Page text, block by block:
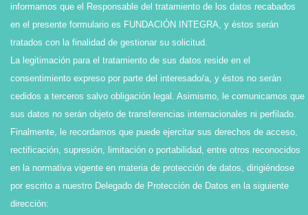
informamos que el Responsable del tratamiento de los datos recabados
en el presente formulario es FUNDACIÓN INTEGRA, y éstos serán
tratados con la finalidad de gestionar su solicitud.
La legitimación para el tratamiento de sus datos reside en el
consentimiento expreso por parte del interesado/a, y éstos no serán
cedidos a terceros salvo obligación legal. Asimismo, le comunicamos que
sus datos no serán objeto de transferencias internacionales ni perfilado.
Finalmente, le recordamos que puede ejercitar sus derechos de acceso,
rectificación, supresión, limitación o portabilidad, entre otros reconocidos
en la normativa vigente en materia de protección de datos, dirigiéndose
por escrito a nuestro Delegado de Protección de Datos en la siguiente
dirección: